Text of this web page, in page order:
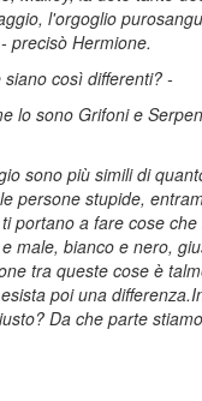
l'orgoglio
precisò Hermione.
così differenti? -
lo sono Grifoni e
sono più simili di
persone stupide,
portano a fare cose
male, bianco e nero,
tra queste cose è
poi una differenza.
Da che parte